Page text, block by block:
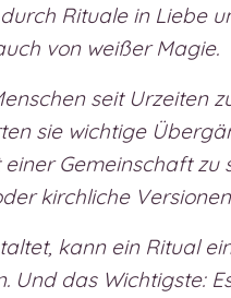
Rituale in Liebe
von weißer Magie.
seit Urzeiten
sie wichtige
Gemeinschaft
kirchliche
kann ein Ritual
Und das Wichtigste: